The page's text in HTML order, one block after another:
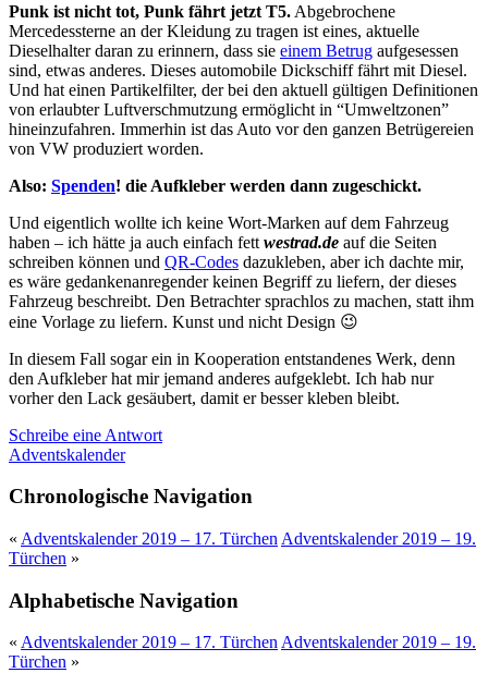
Punk ist nicht tot, Punk fährt jetzt T5. Abgebrochene
Mercedessterne an der Kleidung zu tragen ist eines, aktuelle
Dieselhalter daran zu erinnern, dass sie einem Betrug aufgesessen
sind, etwas anderes. Dieses automobile Dickschiff fährt mit Diesel.
Und hat einen Partikelfilter, der bei den aktuell gültigen Definitionen
von erlaubter Luftverschmutzung ermöglicht in “Umweltzonen”
hineinzufahren. Immerhin ist das Auto vor den ganzen Betrügereien
von VW produziert worden.
Also: Spenden! die Aufkleber werden dann zugeschickt.
Und eigentlich wollte ich keine Wort-Marken auf dem Fahrzeug
haben – ich hätte ja auch einfach fett westrad.de auf die Seiten
schreiben können und QR-Codes dazukleben, aber ich dachte mir,
es wäre gedankenanregender keinen Begriff zu liefern, der dieses
Fahrzeug beschreibt. Den Betrachter sprachlos zu machen, statt ihm
eine Vorlage zu liefern. Kunst und nicht Design 😉
In diesem Fall sogar ein in Kooperation entstandenes Werk, denn
den Aufkleber hat mir jemand anderes aufgeklebt. Ich hab nur
vorher den Lack gesäubert, damit er besser kleben bleibt.
Schreibe eine Antwort
Adventskalender
Chronologische Navigation
« Adventskalender 2019 – 17. Türchen Adventskalender 2019 – 19.
Türchen »
Alphabetische Navigation
« Adventskalender 2019 – 17. Türchen Adventskalender 2019 – 19.
Türchen »